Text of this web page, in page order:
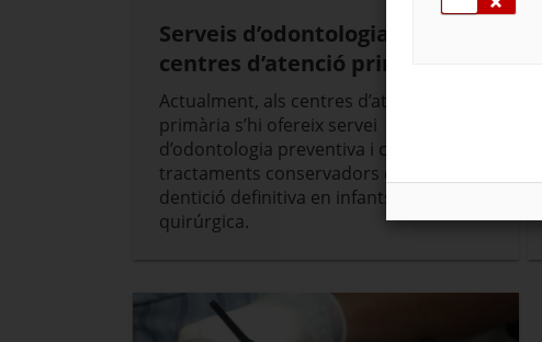
Serveis d’odontologia als
centres d’atenció primària
Actualment, als centres d’atenció
primària s’hi ofereix servei
d’odontologia preventiva i comunitària,
tractaments conservadors de la
dentició definitiva en infants i activitat
quirúrgica.